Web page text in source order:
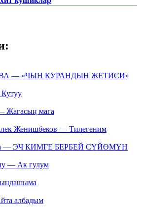
— «ЧЫН КУРАНДЫН ЖЕТИСИ»
Жагасың мага
Женишбеков — Тилегеним
— ЭЧ КИМГЕ БЕРБЕЙ СҮЙӨМҮН
— Ак гулум
албадым